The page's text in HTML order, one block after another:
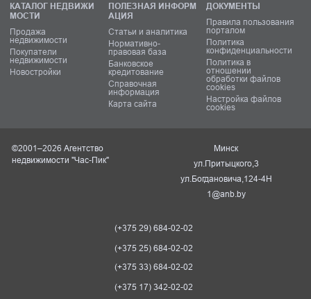
КАТАЛОГ НЕДВИЖИ
МОСТИ
Продажа
недвижимости
Покупатели
недвижимости
Новостройки
ПОЛЕЗНАЯ ИНФОРМ
АЦИЯ
Статьи и аналитика
Нормативно-
правовая база
Банковское
кредитование
Справочная
информация
Карта сайта
ДОКУМЕНТЫ
Правила пользования
порталом
Политика
конфиденциальности
Политика в
отношении
обработки файлов
cookies
Настройка файлов
cookies
©2001–2026 Агентство
недвижимости "Час-Пик"
Минск
ул.Притыцкого,3
ул.Богдановича,124-4Н
1@anb.by
(+375 29) 684-02-02
(+375 25) 684-02-02
(+375 33) 684-02-02
(+375 17) 342-02-02